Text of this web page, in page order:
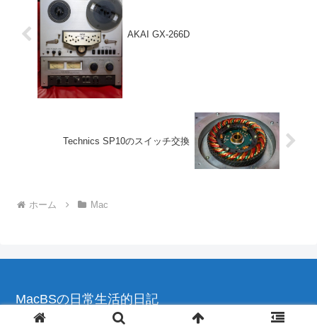
AKAI GX-266D
Technics SP10のスイッチ交換
ホーム Mac
MacBSの日常生活的日記
© 2004-2026 MacBSの日常生活的日記.